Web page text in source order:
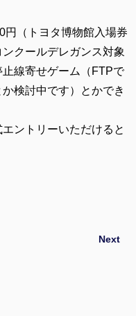
円（トヨタ博物館入場券
クールデレガンス対象
止線寄せゲーム（FTPで
検討中です）とかでき
ントリーいただけると
Next